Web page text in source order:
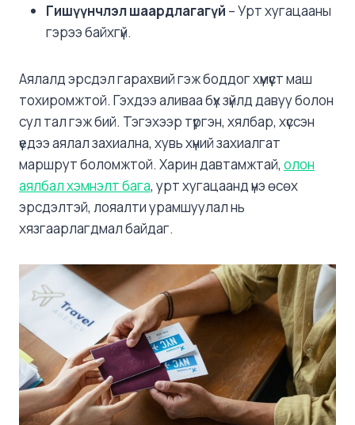
Гишүүнчлэл шаардлагагүй – Урт хугацааны
гэрээ байхгүй.
Аялалд эрсдэл гарахвий гэж боддог хүмүүст маш
тохиромжтой. Гэхдээ аливаа бүх зүйлд давуу болон
сул тал гэж бий. Тэгэхээр түргэн, хялбар, хүссэн
үедээ аялал захиална, хувь хүний захиалгат
маршрут боломжтой. Харин давтамжтай, олон
аялбал хэмнэлт бага, урт хугацаанд үнэ өсөх
эрсдэлтэй, лояалти урамшуулал нь
хязгаарлагдмал байдаг.